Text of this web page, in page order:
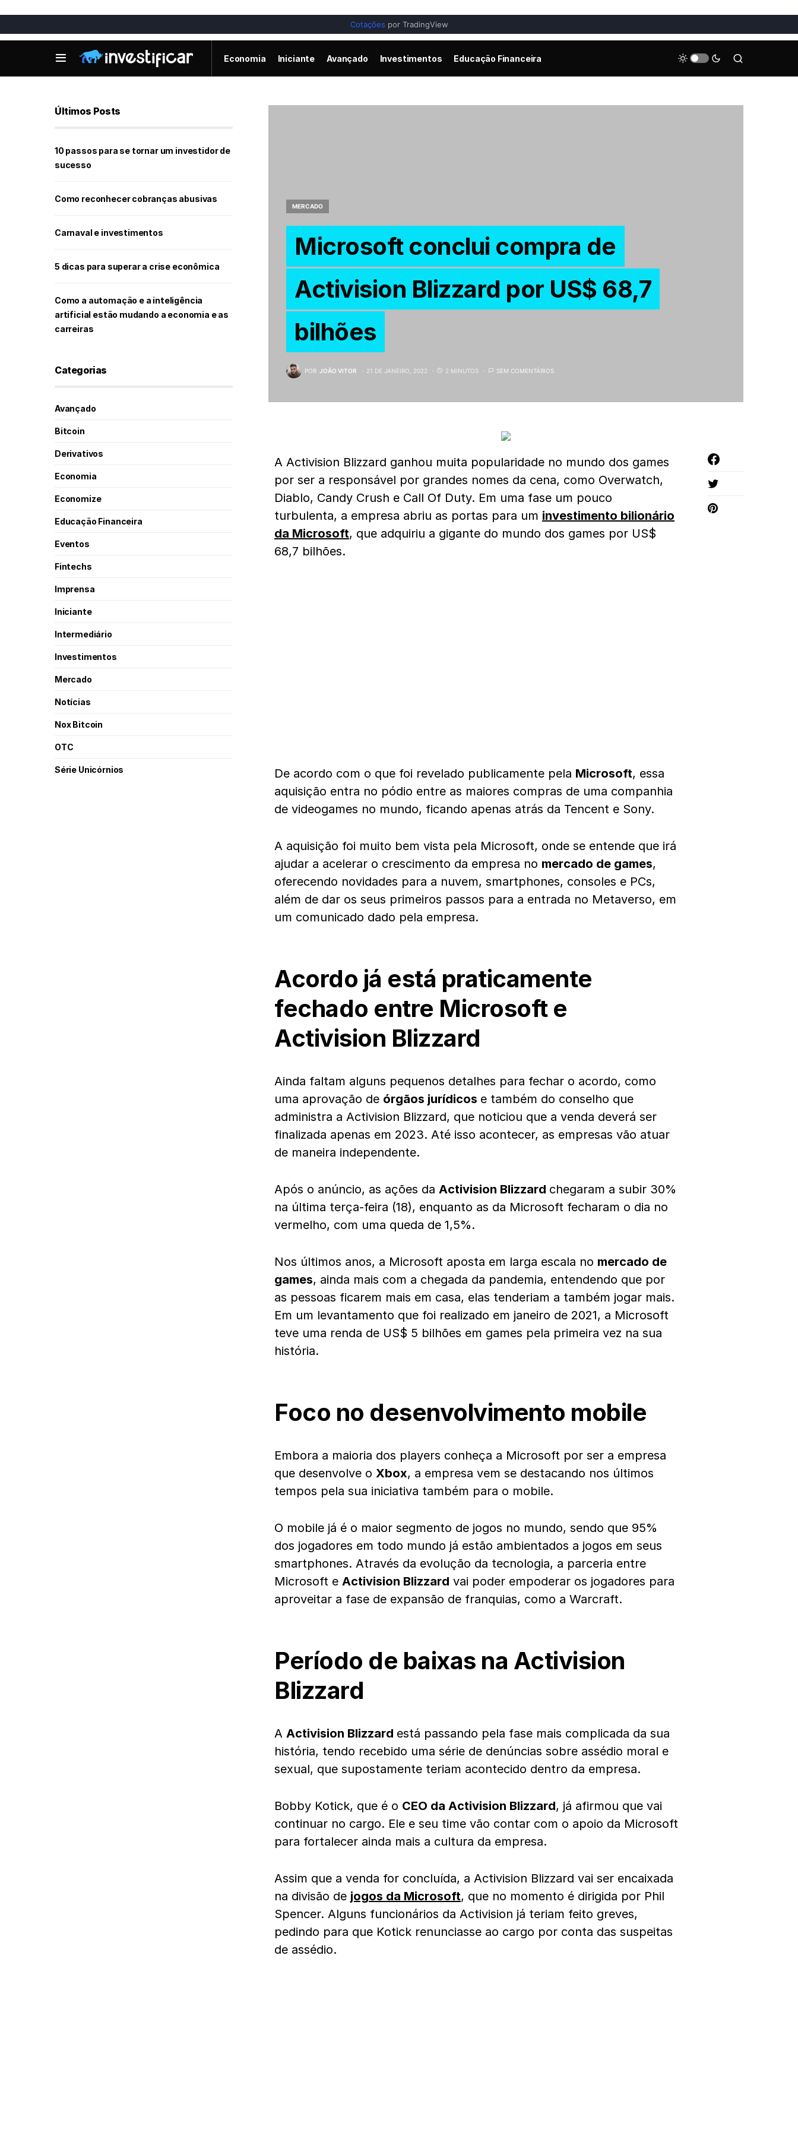
Cotações por TradingView
Economia Iniciante Avançado Investimentos Educação Financeira
MERCADO
Microsoft conclui compra de
Activision Blizzard por US$ 68,7
bilhões
POR JOÃO VITOR 21 DE JANEIRO, 2022 2 MINUTOS SEM COMENTÁRIOS
A Activision Blizzard ganhou muita popularidade no mundo dos games
por ser a responsável por grandes nomes da cena, como Overwatch,
Diablo, Candy Crush e Call Of Duty. Em uma fase um pouco
turbulenta, a empresa abriu as portas para um investimento bilionário
da Microsoft, que adquiriu a gigante do mundo dos games por US$
68,7 bilhões.
De acordo com o que foi revelado publicamente pela Microsoft, essa
aquisição entra no pódio entre as maiores compras de uma companhia
de videogames no mundo, ficando apenas atrás da Tencent e Sony.
A aquisição foi muito bem vista pela Microsoft, onde se entende que irá
ajudar a acelerar o crescimento da empresa no mercado de games,
oferecendo novidades para a nuvem, smartphones, consoles e PCs,
além de dar os seus primeiros passos para a entrada no Metaverso, em
um comunicado dado pela empresa.
Acordo já está praticamente
fechado entre Microsoft e
Activision Blizzard
Ainda faltam alguns pequenos detalhes para fechar o acordo, como
uma aprovação de órgãos jurídicos e também do conselho que
administra a Activision Blizzard, que noticiou que a venda deverá ser
finalizada apenas em 2023. Até isso acontecer, as empresas vão atuar
de maneira independente.
Após o anúncio, as ações da Activision Blizzard chegaram a subir 30%
na última terça-feira (18), enquanto as da Microsoft fecharam o dia no
vermelho, com uma queda de 1,5%.
Nos últimos anos, a Microsoft aposta em larga escala no mercado de
games, ainda mais com a chegada da pandemia, entendendo que por
as pessoas ficarem mais em casa, elas tenderiam a também jogar mais.
Em um levantamento que foi realizado em janeiro de 2021, a Microsoft
teve uma renda de US$ 5 bilhões em games pela primeira vez na sua
história.
Foco no desenvolvimento mobile
Embora a maioria dos players conheça a Microsoft por ser a empresa
que desenvolve o Xbox, a empresa vem se destacando nos últimos
tempos pela sua iniciativa também para o mobile.
O mobile já é o maior segmento de jogos no mundo, sendo que 95%
dos jogadores em todo mundo já estão ambientados a jogos em seus
smartphones. Através da evolução da tecnologia, a parceria entre
Microsoft e Activision Blizzard vai poder empoderar os jogadores para
aproveitar a fase de expansão de franquias, como a Warcraft.
Período de baixas na Activision
Blizzard
A Activision Blizzard está passando pela fase mais complicada da sua
história, tendo recebido uma série de denúncias sobre assédio moral e
sexual, que supostamente teriam acontecido dentro da empresa.
Bobby Kotick, que é o CEO da Activision Blizzard, já afirmou que vai
continuar no cargo. Ele e seu time vão contar com o apoio da Microsoft
para fortalecer ainda mais a cultura da empresa.
Assim que a venda for concluída, a Activision Blizzard vai ser encaixada
na divisão de jogos da Microsoft, que no momento é dirigida por Phil
Spencer. Alguns funcionários da Activision já teriam feito greves,
pedindo para que Kotick renunciasse ao cargo por conta das suspeitas
de assédio.
Últimos Posts
10 passos para se tornar um investidor de
sucesso
Como reconhecer cobranças abusivas
Carnaval e investimentos
5 dicas para superar a crise econômica
Como a automação e a inteligência
artificial estão mudando a economia e as
carreiras
Categorias
Avançado
Bitcoin
Derivativos
Economia
Economize
Educação Financeira
Eventos
Fintechs
Imprensa
Iniciante
Intermediário
Investimentos
Mercado
Notícias
Nox Bitcoin
OTC
Série Unicórnios